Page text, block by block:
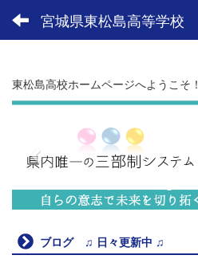
宮城県東松島高等学校
東松島高校ホームページへようこそ！
p
e
u
ブログ ♫ 日々更新中 ♫